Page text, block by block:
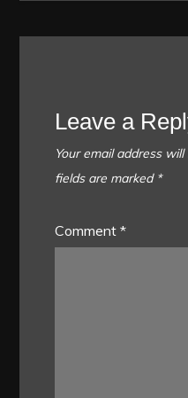
Leave a
Your email address
fields are marked *
Comment*